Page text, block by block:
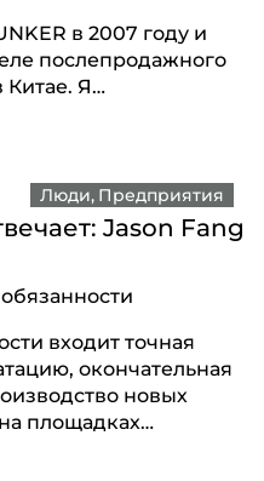
в 2007 году и
послепродажного
Китае. Я…
Люди Предприятия
Jason Fang
входит точная
окончательная
новых
площадках…